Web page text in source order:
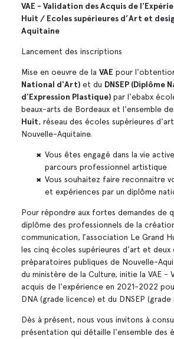
VAE - Validation des Acquis de
Huit / Ecoles supérieures d’Art et
Aquitaine
Lancement des inscriptions
Mise en oeuvre de la VAE pour
National d'Art) et du DNSEP (Diplôme
d'Expression Plastique) par l'ebabx
beaux-arts de Bordeaux et l'ensemble
Huit, réseau des écoles supérieures
Nouvelle-Aquitaine.
Vous êtes engagé dans la vie
parcours professionnel artistique
Vous souhaitez faire reconnaitre
et expériences par un diplôme
Pour répondre aux fortes demandes de
diplôme des professionnels de la
communication, l’association Le Grand
les cinq écoles supérieures d’art et deux
préparatoires publiques de Nouvelle-
du ministère de la Culture, initie la VAE -
acquis de l'expérience en 2021-2022
DNA (grade licence) et du DNSEP (grade
Dès à présent, nous vous invitons à
présentation qui détaille l'ensemble des